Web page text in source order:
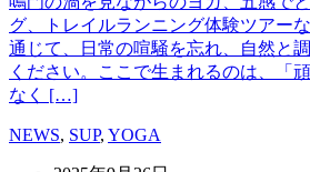
グ、トレイルランニング体験ツアー
通じて、日常の喧騒を忘れ、自然と
ください。ここで生まれるのは、「
なく […]
NEWS, SUP, YOGA